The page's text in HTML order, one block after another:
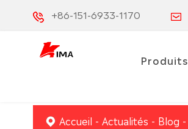
+86-151-6933-1170
Produits
Accueil Actualités Blog